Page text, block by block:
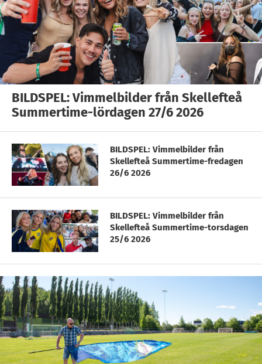
BILDSPEL: Vimmelbilder från Skellefteå
Summertime-lördagen 27/6 2026
BILDSPEL: Vimmelbilder från
Skellefteå Summertime-fredagen
26/6 2026
BILDSPEL: Vimmelbilder från
Skellefteå Summertime-torsdagen
25/6 2026